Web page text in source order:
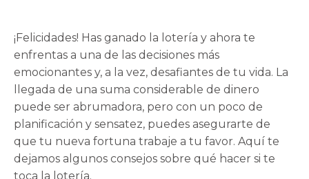
¡Felicidades! Has ganado la lotería y ahora te
enfrentas a una de las decisiones más
emocionantes y, a la vez, desafiantes de tu vida. La
llegada de una suma considerable de dinero
puede ser abrumadora, pero con un poco de
planificación y sensatez, puedes asegurarte de
que tu nueva fortuna trabaje a tu favor. Aquí te
dejamos algunos consejos sobre qué hacer si te
toca la lotería.